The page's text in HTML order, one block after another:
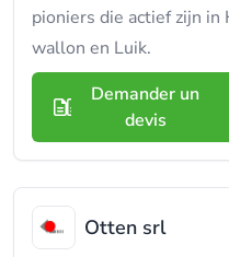
pioniers die actief zijn in
wallon en Luik.
Demander un
devis
Otten srl